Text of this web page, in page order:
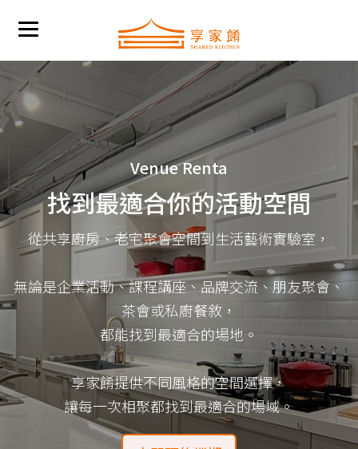
Venue Renta
找到最適合你的活動空間
從共享廚房、老宅聚會空間到生活藝術實驗室，
無論是企業活動、課程講座、品牌交流、朋友聚會、
茶會或私廚餐敘，
都能找到最適合的場地。
享家餚提供不同風格的空間選擇，
讓每一次相聚都找到最適合的場域。